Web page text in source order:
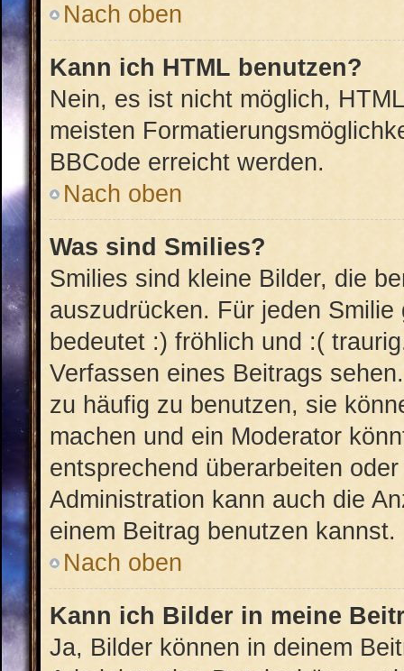
Nach oben
Kann ich HTML benutzen?
Nein, es ist nicht möglich,
meisten
BBCode erreicht werden.
Nach oben
Was sind Smilies?
Smilies sind kleine Bilder, die
auszudrücken. Für jeden
bedeutet :) fröhlich und :(
Verfassen eines Beitrags
zu häufig zu benutzen, sie
machen und ein Moderator
entsprechend überarbeiten
Administration kann auch die
einem Beitrag benutzen kannst.
Nach oben
Kann ich Bilder in meine
Ja, Bilder können in deinem